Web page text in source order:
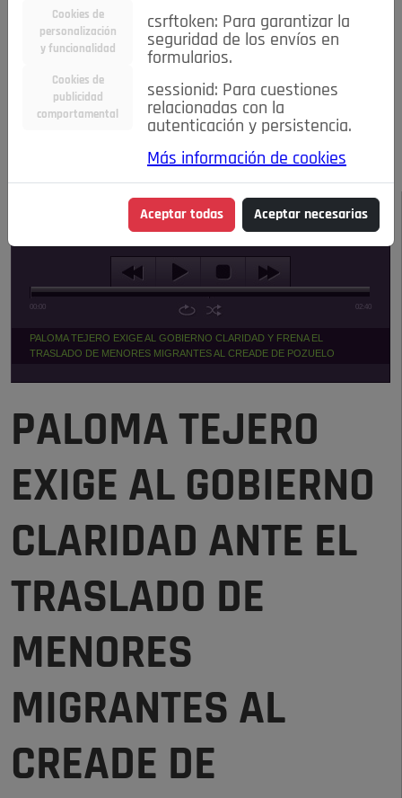
Todas las noticias..
#TePrestoMisOjos Caridad
Ciencia&Tecnología
Economía
Entretenimiento
Estilo de Vida
Internacional
Madrid Opinión IN
Pozuelo de Alarcón
Salud 🔴 En Directo
NOTICIAS
Escucha el audio de esta noticia:
00:00 02:40
PALOMA TEJERO EXIGE AL GOBIERNO CLARIDAD Y FRENA EL
TRASLADO DE MENORES MIGRANTES AL CREADE DE POZUELO
PALOMA TEJERO
EXIGE AL GOBIERNO
CLARIDAD ANTE EL
TRASLADO DE
MENORES
MIGRANTES AL
CREADE DE
Cookies de
personalización
y funcionalidad
Cookies de
publicidad
comportamental
csrftoken: Para garantizar la
seguridad de los envíos en
formularios.
sessionid: Para cuestiones
relacionadas con la
autenticación y persistencia.
Más información de cookies
Aceptar todas Aceptar necesarias